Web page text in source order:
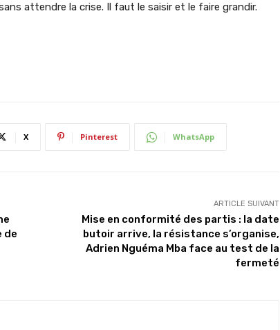
attendre la crise. Il faut le saisir et le faire grandir.
X Pinterest WhatsApp
de
ARTICLE SUIVANT
Mise en conformité des partis : la date
butoir arrive, la résistance s’organise,
Adrien Nguéma Mba face au test de la
fermeté